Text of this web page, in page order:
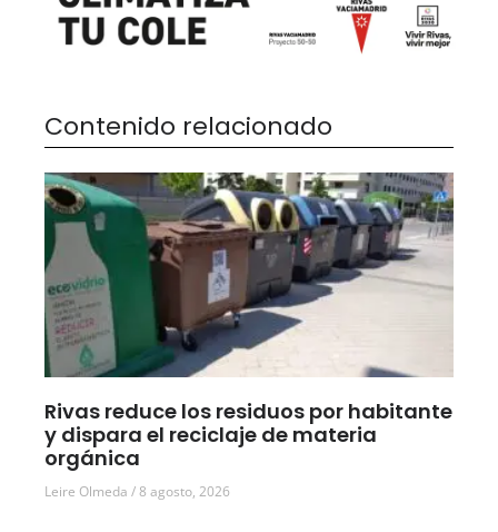
Contenido relacionado
Rivas reduce los residuos por habitante
y dispara el reciclaje de materia
orgánica
Leire Olmeda 8 agosto, 2026